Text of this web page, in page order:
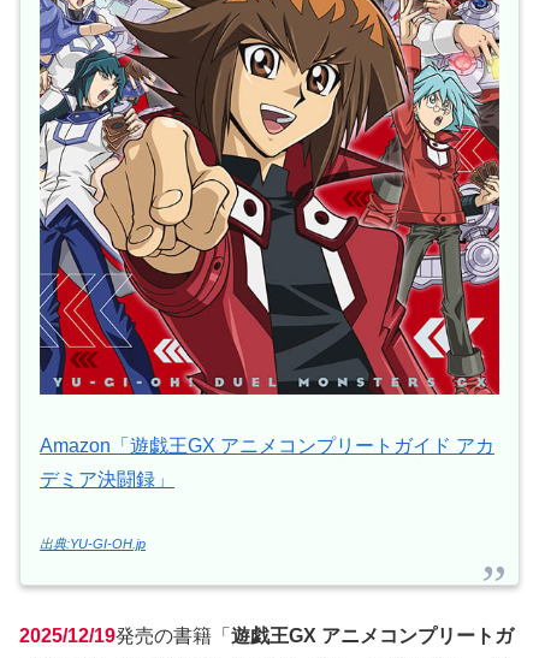
Amazon「遊戯王GX アニメコンプリートガイド アカ
デミア決闘録」
出典:YU-GI-OH.jp
2025/12/19発売の書籍「 遊戯王GX アニメコンプリートガ